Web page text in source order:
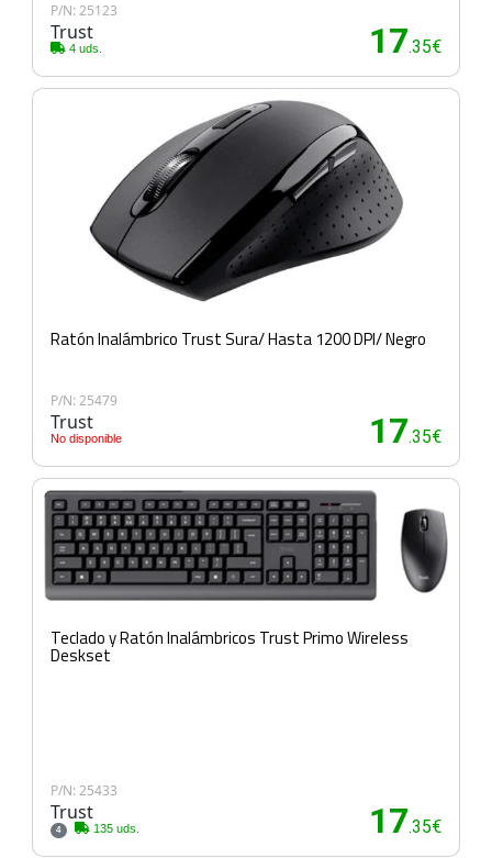
P/N: 25123
Trust
4 uds. 17.35€
Ratón Inalámbrico Trust Sura/ Hasta 1200 DPI/ Negro
P/N: 25479
Trust
No disponible 17.35€
Teclado y Ratón Inalámbricos Trust Primo Wireless
Deskset
P/N: 25433
Trust
4 135 uds. 17.35€